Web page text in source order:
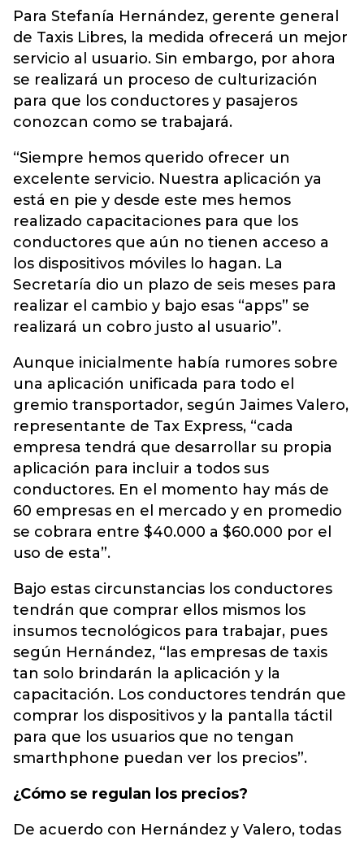
Para Stefanía Hernández, gerente general
de Taxis Libres, la medida ofrecerá un mejor
servicio al usuario. Sin embargo, por ahora
se realizará un proceso de culturización
para que los conductores y pasajeros
conozcan como se trabajará.
“Siempre hemos querido ofrecer un
excelente servicio. Nuestra aplicación ya
está en pie y desde este mes hemos
realizado capacitaciones para que los
conductores que aún no tienen acceso a
los dispositivos móviles lo hagan. La
Secretaría dio un plazo de seis meses para
realizar el cambio y bajo esas “apps” se
realizará un cobro justo al usuario”.
Aunque inicialmente había rumores sobre
una aplicación unificada para todo el
gremio transportador, según Jaimes Valero,
representante de Tax Express, “cada
empresa tendrá que desarrollar su propia
aplicación para incluir a todos sus
conductores. En el momento hay más de
60 empresas en el mercado y en promedio
se cobrara entre $40.000 a $60.000 por el
uso de esta”.
Bajo estas circunstancias los conductores
tendrán que comprar ellos mismos los
insumos tecnológicos para trabajar, pues
según Hernández, “las empresas de taxis
tan solo brindarán la aplicación y la
capacitación. Los conductores tendrán que
comprar los dispositivos y la pantalla táctil
para que los usuarios que no tengan
smarthphone puedan ver los precios”.
¿Cómo se regulan los precios?
De acuerdo con Hernández y Valero, todas